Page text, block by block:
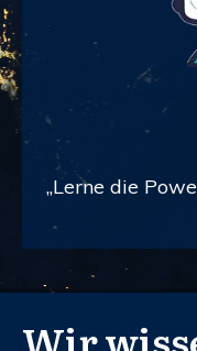
„Lerne die